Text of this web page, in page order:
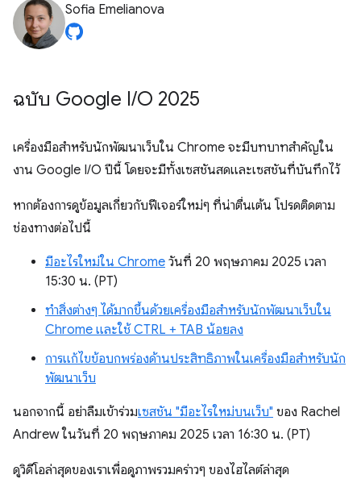
Sofia Emelianova
ฉบับ Google I/O 2025
เครื่องมือสำหรับนักพัฒนาเว็บใน Chrome จะมีบทบาทสำคัญใน
งาน Google I/O ปีนี้ โดยจะมีทั้งเซสชันสดและเซสชันที่บันทึกไว้
หากต้องการดูข้อมูลเกี่ยวกับฟีเจอร์ใหม่ๆ ที่น่าตื่นเต้น โปรดติดตาม
ช่องทางต่อไปนี้
มีอะไรใหม่ใน Chrome วันที่ 20 พฤษภาคม 2025 เวลา
15:30 น. (PT)
ทำสิ่งต่างๆ ได้มากขึ้นด้วยเครื่องมือสำหรับนักพัฒนาเว็บใน
Chrome และใช้ CTRL + TAB น้อยลง
การแก้ไขข้อบกพร่องด้านประสิทธิภาพในเครื่องมือสำหรับนัก
พัฒนาเว็บ
นอกจากนี้ อย่าลืมเข้าร่วมเซสชัน "มีอะไรใหม่บนเว็บ" ของ Rachel
Andrew ในวันที่ 20 พฤษภาคม 2025 เวลา 16:30 น. (PT)
ดูวิดีโอล่าสุดของเราเพื่อดูภาพรวมคร่าวๆ ของไฮไลต์ล่าสุด